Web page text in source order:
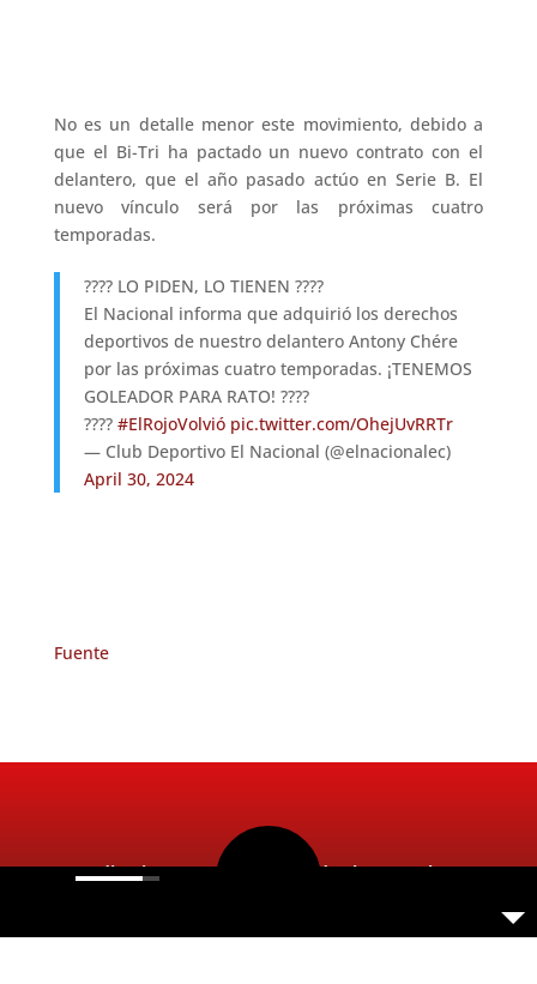
No es un detalle menor este movimiento, debido a
que el Bi-Tri ha pactado un nuevo contrato con el
delantero, que el año pasado actúo en Serie B. El
nuevo vínculo será por las próximas cuatro
temporadas.
???? LO PIDEN, LO TIENEN ????
El Nacional informa que adquirió los derechos
deportivos de nuestro delantero Antony Chére
por las próximas cuatro temporadas. ¡TENEMOS
GOLEADOR PARA RATO! ????
???? #ElRojoVolvió pic.twitter.com/OhejUvRRTr
— Club Deportivo El Nacional (@elnacionalec)
April 30, 2024
Fuente
Radio Ritmo 98.5FM 2026. Todos los Derechos